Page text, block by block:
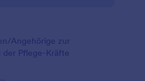
Angehörige zur
der Pflege-Kräfte